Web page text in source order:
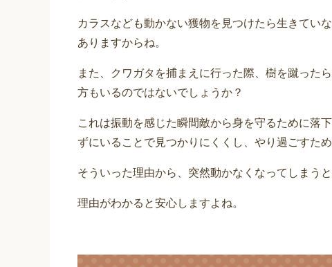
カラスなども動かない獲物を見つけたら生きてい
ありますからね。
また、クワガタを捕まえに行った際、樹を蹴った
方もいるのではないでしょうか？
これは振動を感じた瞬間敵から身を守るために落
ずにいることで見つかりにくくし、やり過ごすた
そういった理由から、突然動かなくなってしまう
理由がわかると安心しますよね。